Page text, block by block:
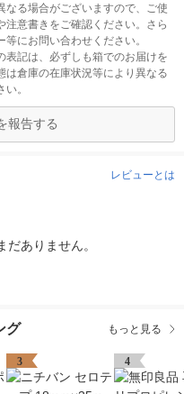
なる場合がございますので、ご使
注意書きをご確認ください。さら
にお問い合わせください。
表記は、必ずしも箱でのお届けを
は倉庫の在庫状況等により異なる
。
報告する
レビューとは
ありません。
グ もっと見る
3 4